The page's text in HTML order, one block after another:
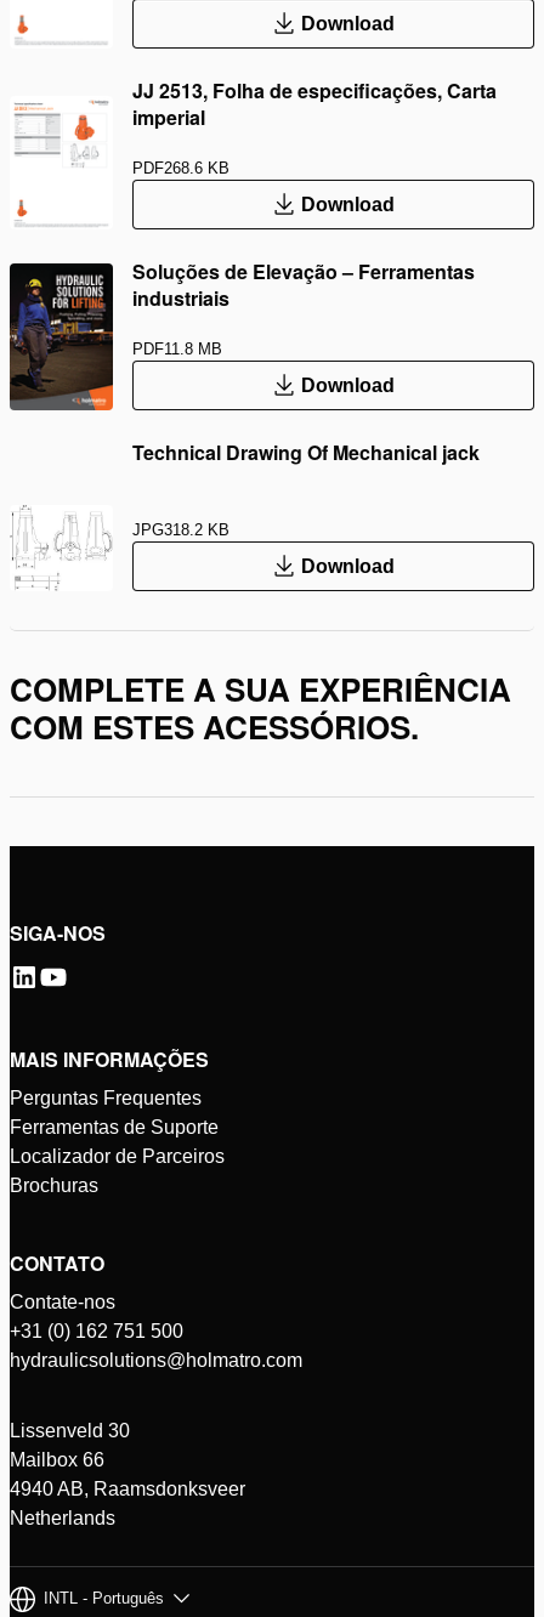
Download
JJ 2513, Folha de especificações, Carta
imperial
PDF268.6 KB
Download
Soluções de Elevação – Ferramentas
industriais
PDF11.8 MB
Download
Technical Drawing Of Mechanical jack
JPG318.2 KB
Download
COMPLETE A SUA EXPERIÊNCIA
COM ESTES ACESSÓRIOS.
SIGA-NOS
MAIS INFORMAÇÕES
Perguntas Frequentes
Ferramentas de Suporte
Localizador de Parceiros
Brochuras
CONTATO
Contate-nos
+31 (0) 162 751 500
hydraulicsolutions@holmatro.com
Lissenveld 30
Mailbox 66
4940 AB, Raamsdonksveer
Netherlands
INTL - Português